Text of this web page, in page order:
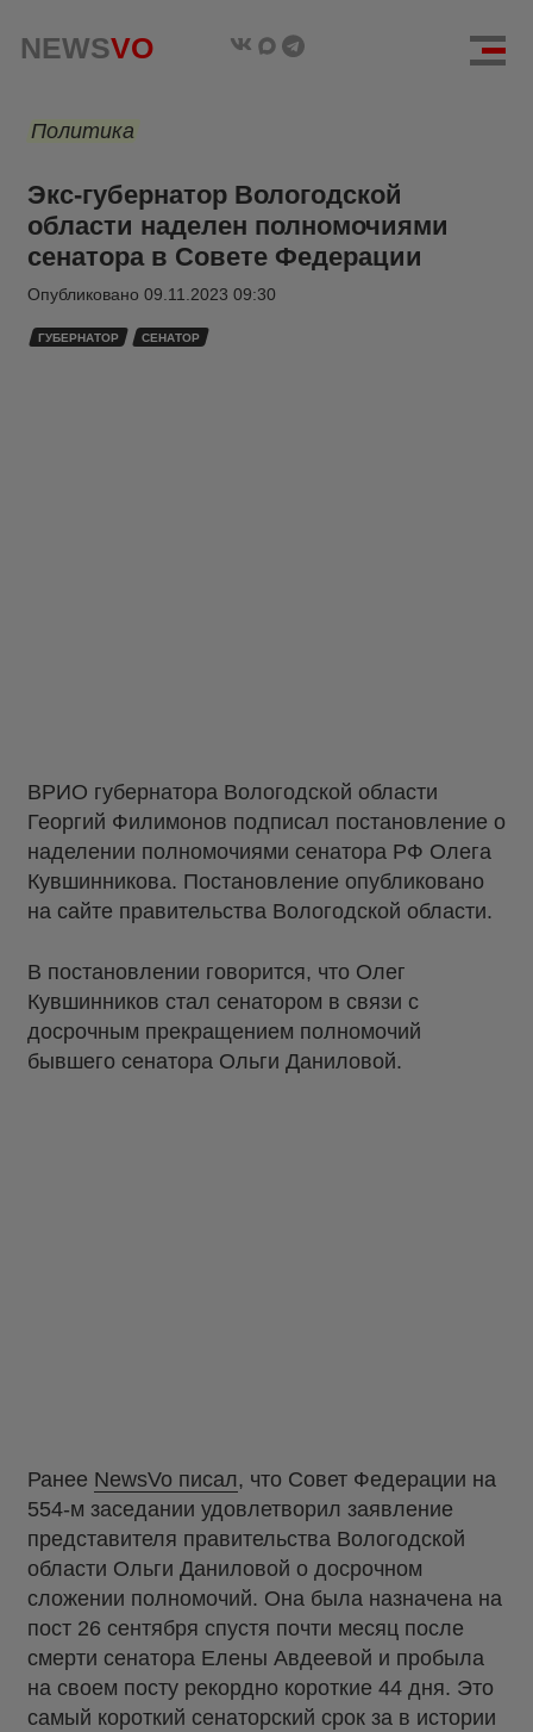
NEWSVO
Политика
Экс-губернатор Вологодской
области наделен полномочиями
сенатора в Совете Федерации
Опубликовано 09.11.2023 09:30
ГУБЕРНАТОР СЕНАТОР
ВРИО губернатора Вологодской области
Георгий Филимонов подписал постановление о
наделении полномочиями сенатора РФ Олега
Кувшинникова. Постановление опубликовано
на сайте правительства Вологодской области.
В постановлении говорится, что Олег
Кувшинников стал сенатором в связи с
досрочным прекращением полномочий
бывшего сенатора Ольги Даниловой.
Ранее NewsVo писал, что Совет Федерации на
554-м заседании удовлетворил заявление
представителя правительства Вологодской
области Ольги Даниловой о досрочном
сложении полномочий. Она была назначена на
пост 26 сентября спустя почти месяц после
смерти сенатора Елены Авдеевой и пробыла
на своем посту рекордно короткие 44 дня. Это
самый короткий сенаторский срок за в истории